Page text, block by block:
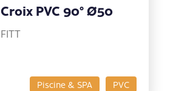
Piscine & SPA PVC
Croix PVC 90° Ø50
FITT